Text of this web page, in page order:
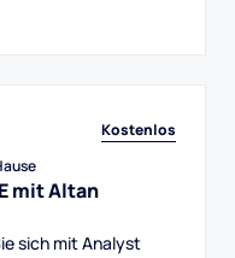
Kostenlos
mit Altan
sich mit Analyst